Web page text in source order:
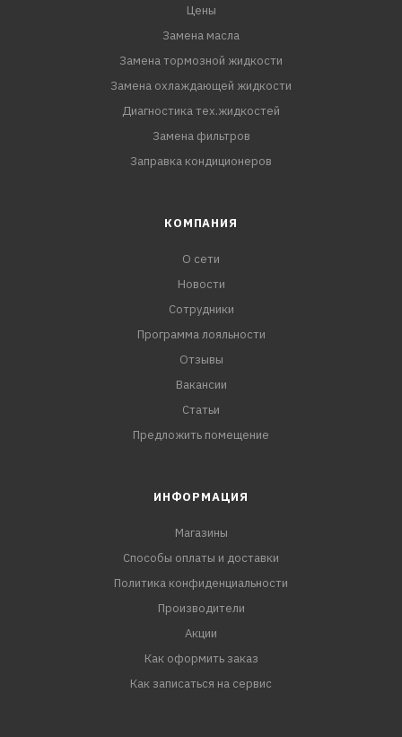
Цены
Замена масла
Замена тормозной жидкости
Замена охлаждающей жидкости
Диагностика тех.жидкостей
Замена фильтров
Заправка кондиционеров
КОМПАНИЯ
О сети
Новости
Сотрудники
Программа лояльности
Отзывы
Вакансии
Статьи
Предложить помещение
ИНФОРМАЦИЯ
Магазины
Способы оплаты и доставки
Политика конфиденциальности
Производители
Акции
Как оформить заказ
Как записаться на сервис